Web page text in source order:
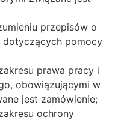
przepisów o
dotyczących pomocy
prawa pracy i
obowiązującymi w
jest zamówienie;
ochrony